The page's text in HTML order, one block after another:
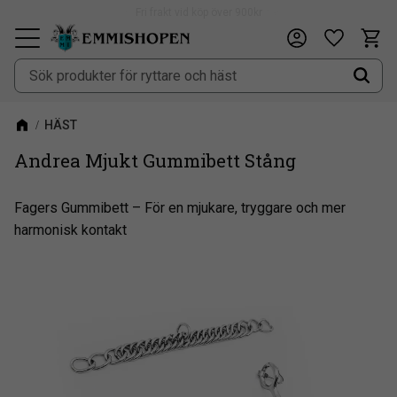
Meny
HÄST
Andrea Mjukt Gummibett Stång
​Fagers Gummibett – För en mjukare, tryggare och mer
harmonisk kontakt